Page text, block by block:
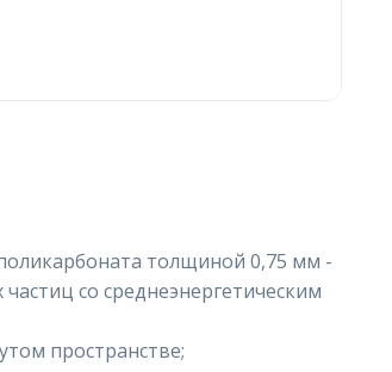
толщиной 0,75 мм -
со среднеэнергетическим
пространстве;